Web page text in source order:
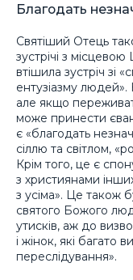
Благодать
Святіший Отець
зустрічі з
втішила зустріч зі
ентузіазму людей».
але якщо
може принести
є «благодать
сіллю та світлом,
Крім того, це є
з християнами
з усіма». Це також
святого Божого
утисків, аж до
і жінок, які багато
переслідування».